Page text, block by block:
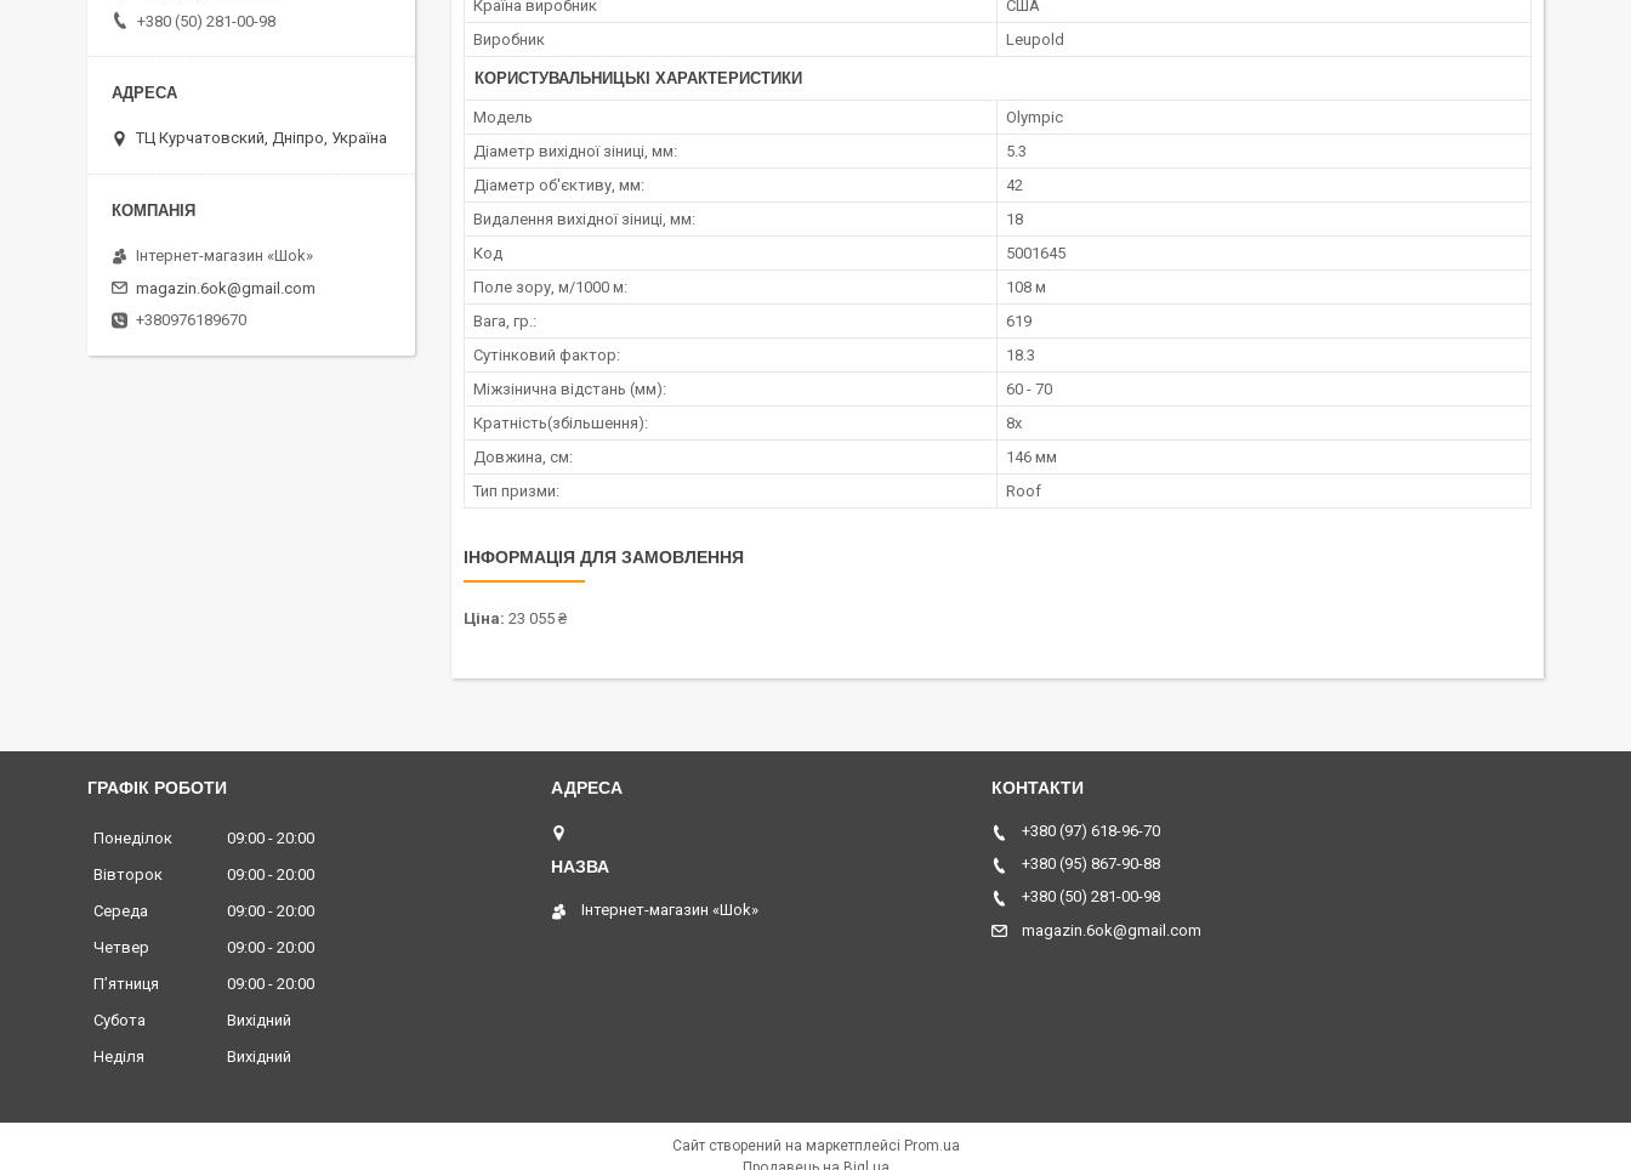
Країна виробник
США
Виробник
Leupold
КОРИСТУВАЛЬНИЦЬКІ ХАРАКТЕРИСТИКИ
Модель
Olympic
Діаметр вихідної зіниці, мм:
5.3
Діаметр об'єктиву, мм:
42
Видалення вихідної зіниці, мм:
18
Код
5001645
Поле зору, м/1000 м:
108 м
Вага, гр.:
619
Сутінковий фактор:
18.3
Міжзінична відстань (мм):
60 - 70
Кратність(збільшення):
8х
Довжина, см:
146 мм
Тип призми:
Roof
ІНФОРМАЦІЯ ДЛЯ ЗАМОВЛЕННЯ
Ціна: 23 055 ₴
+380 (50) 281-00-98
ТЦ Курчатовский, Дніпро, Україна
Інтернет-магазин «Шоk»
magazin.6ok@gmail.com
+380976189670
ГРАФІК РОБОТИ
Понеділок 09:00
20:00
Вівторок
09:00
20:00
Середа
09:00
20:00
Четвер
09:00
20:00
Пʼятниця
09:00
20:00
Субота
Вихідний
Неділя
Вихідний
Інтернет-магазин «Шоk»
+380 (97) 618-96-70
+380 (95) 867-90-88
+380 (50) 281-00-98
magazin.6ok@gmail.com
Сайт створений на маркетплейсі Prom.ua